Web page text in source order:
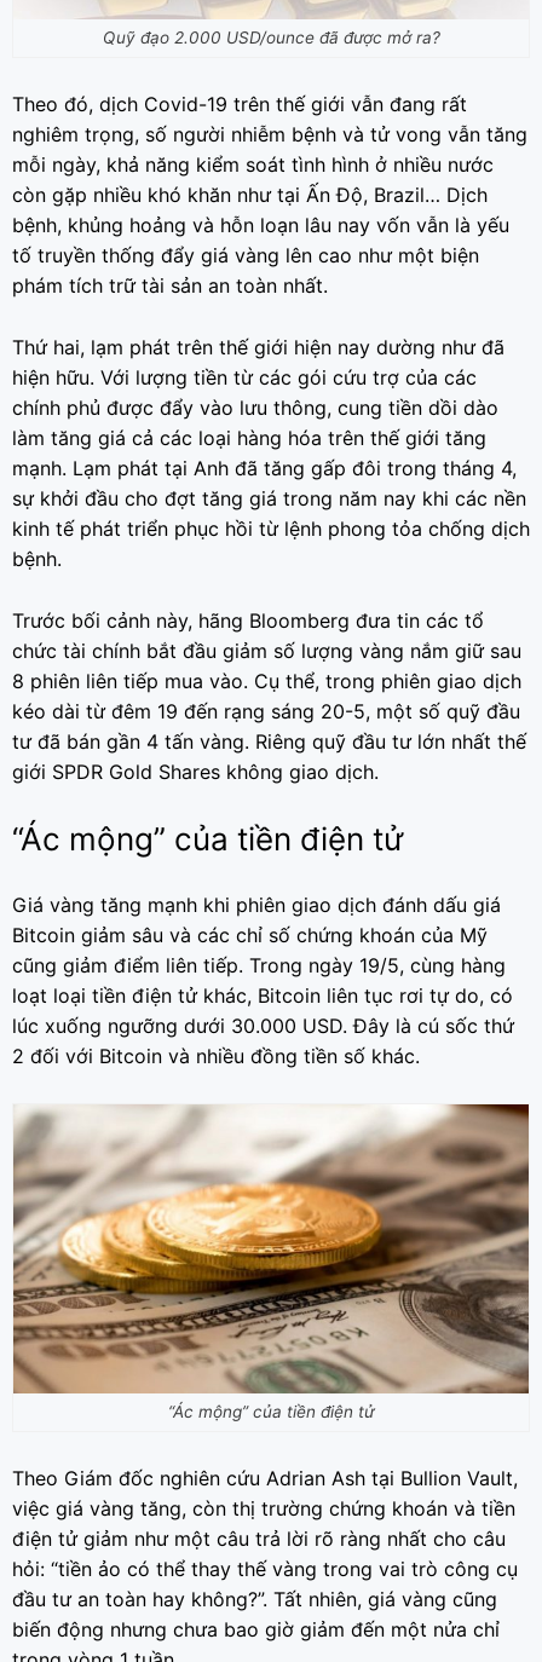
Quỹ đạo 2.000 USD/ounce đã được mở ra?
Theo đó, dịch Covid-19 trên thế giới vẫn đang rất
nghiêm trọng, số người nhiễm bệnh và tử vong vẫn tăng
mỗi ngày, khả năng kiểm soát tình hình ở nhiều nước
còn gặp nhiều khó khăn như tại Ấn Độ, Brazil… Dịch
bệnh, khủng hoảng và hỗn loạn lâu nay vốn vẫn là yếu
tố truyền thống đẩy giá vàng lên cao như một biện
phám tích trữ tài sản an toàn nhất.
Thứ hai, lạm phát trên thế giới hiện nay dường như đã
hiện hữu. Với lượng tiền từ các gói cứu trợ của các
chính phủ được đẩy vào lưu thông, cung tiền dồi dào
làm tăng giá cả các loại hàng hóa trên thế giới tăng
mạnh. Lạm phát tại Anh đã tăng gấp đôi trong tháng 4,
sự khởi đầu cho đợt tăng giá trong năm nay khi các nền
kinh tế phát triển phục hồi từ lệnh phong tỏa chống dịch
bệnh.
Trước bối cảnh này, hãng Bloomberg đưa tin các tổ
chức tài chính bắt đầu giảm số lượng vàng nắm giữ sau
8 phiên liên tiếp mua vào. Cụ thể, trong phiên giao dịch
kéo dài từ đêm 19 đến rạng sáng 20-5, một số quỹ đầu
tư đã bán gần 4 tấn vàng. Riêng quỹ đầu tư lớn nhất thế
giới SPDR Gold Shares không giao dịch.
“Ác mộng” của tiền điện tử
Giá vàng tăng mạnh khi phiên giao dịch đánh dấu giá
Bitcoin giảm sâu và các chỉ số chứng khoán của Mỹ
cũng giảm điểm liên tiếp. Trong ngày 19/5, cùng hàng
loạt loại tiền điện tử khác, Bitcoin liên tục rơi tự do, có
lúc xuống ngưỡng dưới 30.000 USD. Đây là cú sốc thứ
2 đối với Bitcoin và nhiều đồng tiền số khác.
“Ác mộng” của tiền điện tử
Theo Giám đốc nghiên cứu Adrian Ash tại Bullion Vault,
việc giá vàng tăng, còn thị trường chứng khoán và tiền
điện tử giảm như một câu trả lời rõ ràng nhất cho câu
hỏi: “tiền ảo có thể thay thế vàng trong vai trò công cụ
đầu tư an toàn hay không?”. Tất nhiên, giá vàng cũng
biến động nhưng chưa bao giờ giảm đến một nửa chỉ